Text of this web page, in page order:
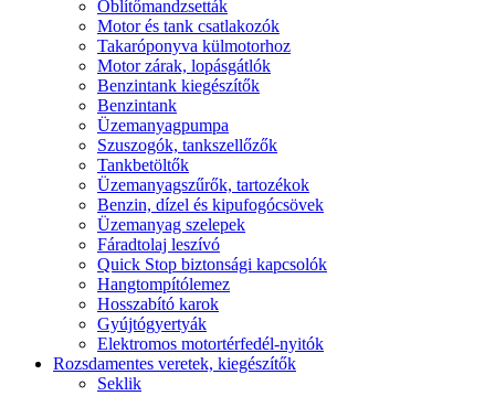
Öblítőmandzsetták
Motor és tank csatlakozók
Takaróponyva külmotorhoz
Motor zárak, lopásgátlók
Benzintank kiegészítők
Benzintank
Üzemanyagpumpa
Szuszogók, tankszellőzők
Tankbetöltők
Üzemanyagszűrők, tartozékok
Benzin, dízel és kipufogócsövek
Üzemanyag szelepek
Fáradtolaj leszívó
Quick Stop biztonsági kapcsolók
Hangtompítólemez
Hosszabító karok
Gyújtógyertyák
Elektromos motortérfedél-nyitók
Rozsdamentes veretek, kiegészítők
Seklik